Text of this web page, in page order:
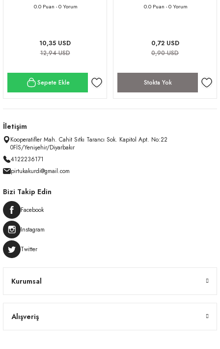
0.0 Puan - 0 Yorum
10,35 USD
12,94 USD
Sepete Ekle
0.0 Puan - 0 Yorum
0,72 USD
0,90 USD
Stokta Yok
İletişim
Kooperatifler Mah. Cahit Sıtkı Tarancı Sok. Kapitol Apt. No:22
0FİS/Yenişehir/Diyarbakır
4122236171
pirtukakurdi@gmail.com
Kurumsal
Alışveriş
Bizi Takip Edin
Facebook
Instagram
Twitter